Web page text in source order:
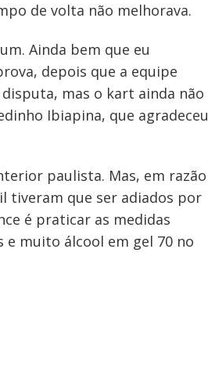
de volta não melhorava.
Ainda bem que eu
depois que a equipe
mas o kart ainda não
Ibiapina, que agradeceu
paulista. Mas, em razão
tiveram que ser adiados por
é praticar as medidas
muito álcool em gel 70 no